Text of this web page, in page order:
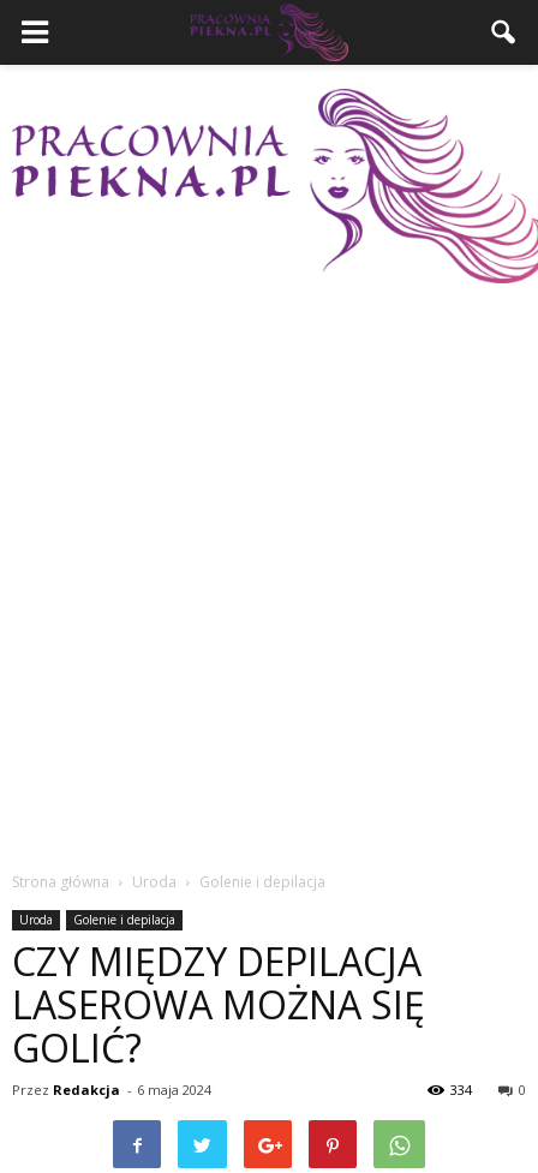
Strona główna Uroda Golenie i depilacja
Uroda Golenie i depilacja
CZY MIĘDZY DEPILACJA
LASEROWA MOŻNA SIĘ
GOLIĆ?
Przez Redakcja - 6 maja 2024 0
334